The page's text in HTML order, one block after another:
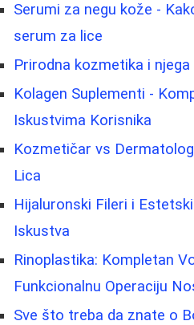
Serumi za negu kože -
serum za lice
Prirodna kozmetika i
Kolagen Suplementi -
Iskustvima Korisnika
Kozmetičar vs
Lica
Hijaluronski Fileri i
Iskustva
Rinoplastika: Kompletan
Funkcionalnu Operaciju
Sve što treba da znate o